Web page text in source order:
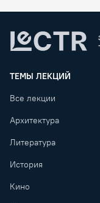
ТЕМЫ ЛЕКЦИЙ
Все лекции
Архитектура
Литература
История
Кино